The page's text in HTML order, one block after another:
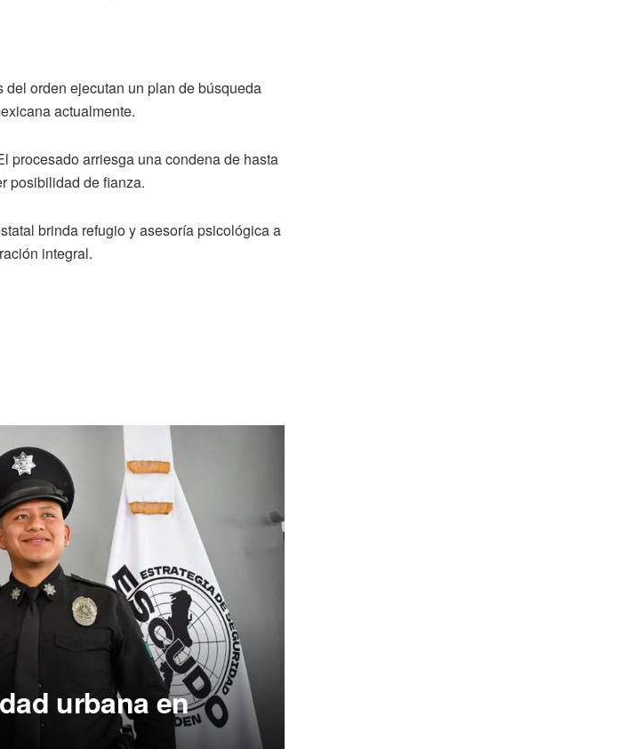
orden ejecutan un plan de búsqueda
actualmente.
procesado arriesga una condena de hasta
posibilidad de fianza.
brinda refugio y asesoría psicológica a
integral.
urbana en